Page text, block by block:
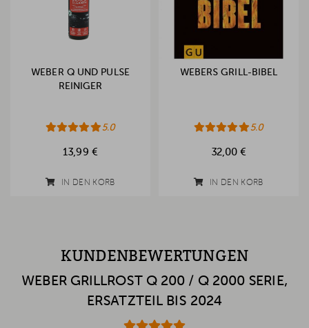
WEBER Q UND PULSE
REINIGER
5.0
13,99 €
IN DEN KORB
WEBERS GRILL-BIBEL
5.0
32,00 €
IN DEN KORB
KUNDENBEWERTUNGEN
WEBER GRILLROST Q 200 / Q 2000 SERIE,
ERSATZTEIL BIS 2024